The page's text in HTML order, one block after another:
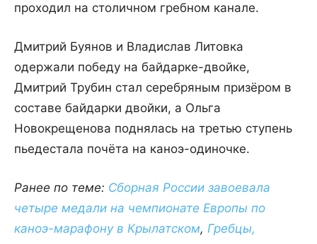
проходил на столичном гребном канале.
Дмитрий Буянов и Владислав Литовка
одержали победу на байдарке-двойке,
Дмитрий Трубин стал серебряным призёром в
составе байдарки двойки, а Ольга
Новокрещенова поднялась на третью ступень
пьедестала почёта на каноэ-одиночке.
Ранее по теме: Сборная России завоевала
четыре медали на чемпионате Европы по
каноэ-марафону в Крылатском, Гребцы,